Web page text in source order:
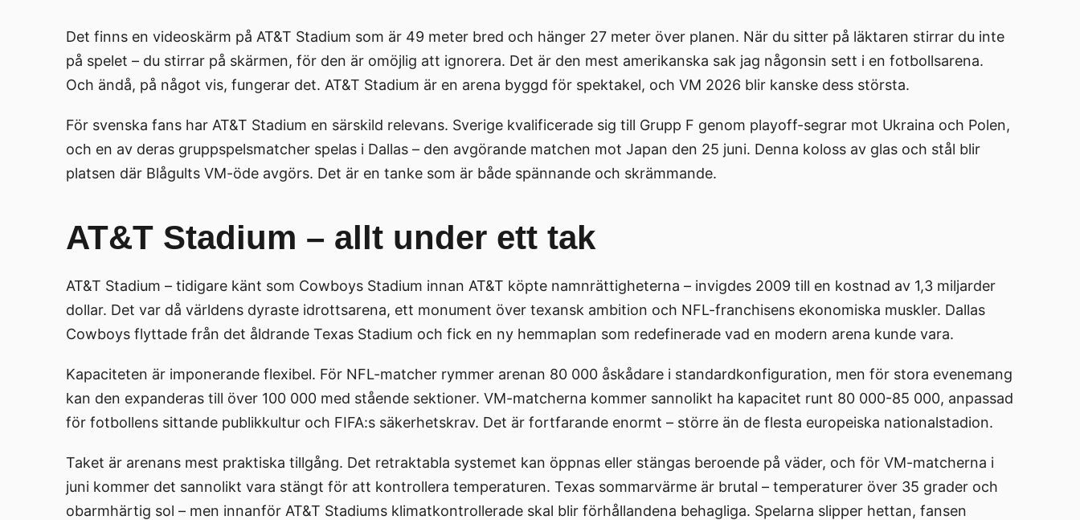
Det finns en videoskärm på AT&T Stadium som är 49 meter bred och hänger 27 meter över planen. När du sitter på läktaren stirrar du inte
på spelet – du stirrar på skärmen, för den är omöjlig att ignorera. Det är den mest amerikanska sak jag någonsin sett i en fotbollsarena.
Och ändå, på något vis, fungerar det. AT&T Stadium är en arena byggd för spektakel, och VM 2026 blir kanske dess största.
För svenska fans har AT&T Stadium en särskild relevans. Sverige kvalificerade sig till Grupp F genom playoff-segrar mot Ukraina och Polen,
och en av deras gruppspelsmatcher spelas i Dallas – den avgörande matchen mot Japan den 25 juni. Denna koloss av glas och stål blir
platsen där Blågults VM-öde avgörs. Det är en tanke som är både spännande och skrämmande.
AT&T Stadium – allt under ett tak
AT&T Stadium – tidigare känt som Cowboys Stadium innan AT&T köpte namnrättigheterna – invigdes 2009 till en kostnad av 1,3 miljarder
dollar. Det var då världens dyraste idrottsarena, ett monument över texansk ambition och NFL-franchisens ekonomiska muskler. Dallas
Cowboys flyttade från det åldrande Texas Stadium och fick en ny hemmaplan som redefinerade vad en modern arena kunde vara.
Kapaciteten är imponerande flexibel. För NFL-matcher rymmer arenan 80 000 åskådare i standardkonfiguration, men för stora evenemang
kan den expanderas till över 100 000 med stående sektioner. VM-matcherna kommer sannolikt ha kapacitet runt 80 000-85 000, anpassad
för fotbollens sittande publikkultur och FIFA:s säkerhetskrav. Det är fortfarande enormt – större än de flesta europeiska nationalstadion.
Taket är arenans mest praktiska tillgång. Det retraktabla systemet kan öppnas eller stängas beroende på väder, och för VM-matcherna i
juni kommer det sannolikt vara stängt för att kontrollera temperaturen. Texas sommarvärme är brutal – temperaturer över 35 grader och
obarmhärtig sol – men innanför AT&T Stadiums klimatkontrollerade skal blir förhållandena behagliga. Spelarna slipper hettan, fansen